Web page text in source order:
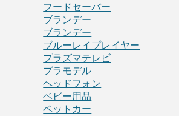
フードセーバー
ブランデー
ブランデー
ブルーレイプレイヤー
プラズマテレビ
プラモデル
ヘッドフォン
ベビー用品
ペットカー